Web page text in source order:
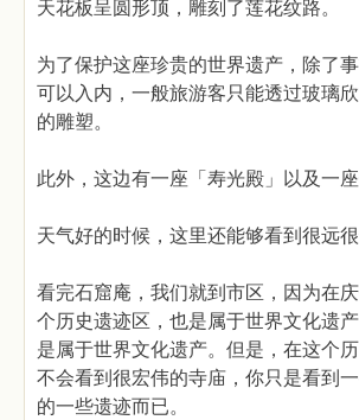
天花板呈圆形顶，雕刻了莲花纹路。
为了保护这座珍贵的世界遗产，除了
可以入内，一般旅游客只能透过玻璃
的雕塑。
此外，这边有一座「寿光殿」以及一座
天气好的时候，这里还能够看到很远很
看完石窟庵，我们就到市区，因为在
个历史遗迹区，也是属于世界文化遗
是属于世界文化遗产。但是，在这个
不会看到很宏伟的寺庙，你只是看到
的一些遗迹而已。